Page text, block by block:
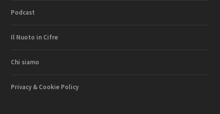
Podcast
Il Nuoto in Cifre
Chi siamo
Privacy & Cookie Policy